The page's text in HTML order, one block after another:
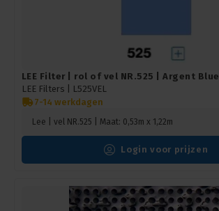
LEE Filter | rol of vel NR.525 | Argent Blue
LEE Filters |
L525VEL
7-14 werkdagen
Lee | vel NR.525 | Maat: 0,53m x 1,22m
Login voor prijzen